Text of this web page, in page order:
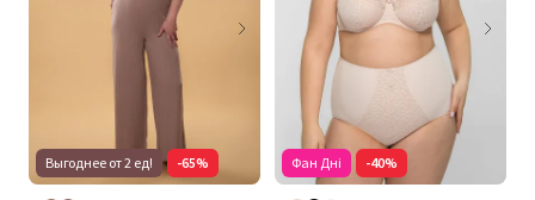
Выгоднее от 2 ед! -65% Фан Дні -40%